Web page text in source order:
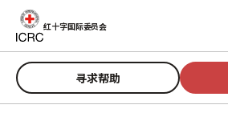
跳至主要内容
红十字国际委员会
寻求帮助